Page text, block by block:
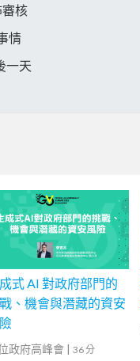
審核
情
一天
式 AI 對政府部門的
、機會與潛藏的資安
政府高峰會 | 36 分